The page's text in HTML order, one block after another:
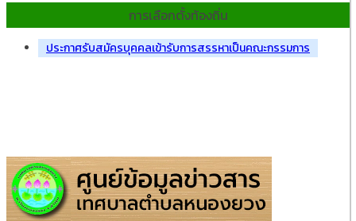
การเลือกตั้งท้องถิ่น
ประกาศรับสมัครบุคคลเข้ารับการสรรหาเป็นคณะกรรมการ